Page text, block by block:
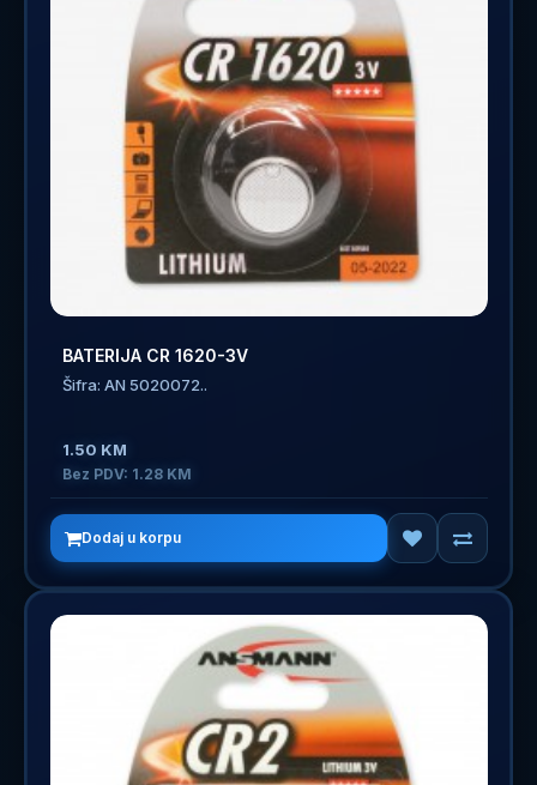
BATERIJA CR 1620-3V
Šifra: AN 5020072..
1.50 KM
Bez PDV: 1.28 KM
Dodaj u korpu